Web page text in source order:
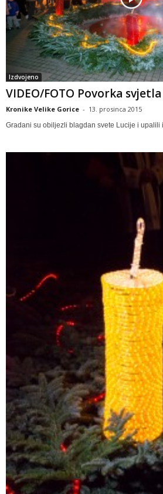
Izdvojeno
VIDEO/FOTO Povorka
Kronike Velike Gorice - 13. prosinca 2015
Gradani su obiljezli blagdan svete Lucije i upalili